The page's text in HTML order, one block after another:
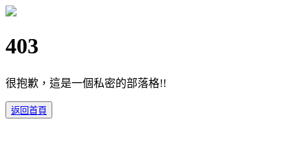
403
很抱歉，這是一個私密的部落格!!
返回首頁